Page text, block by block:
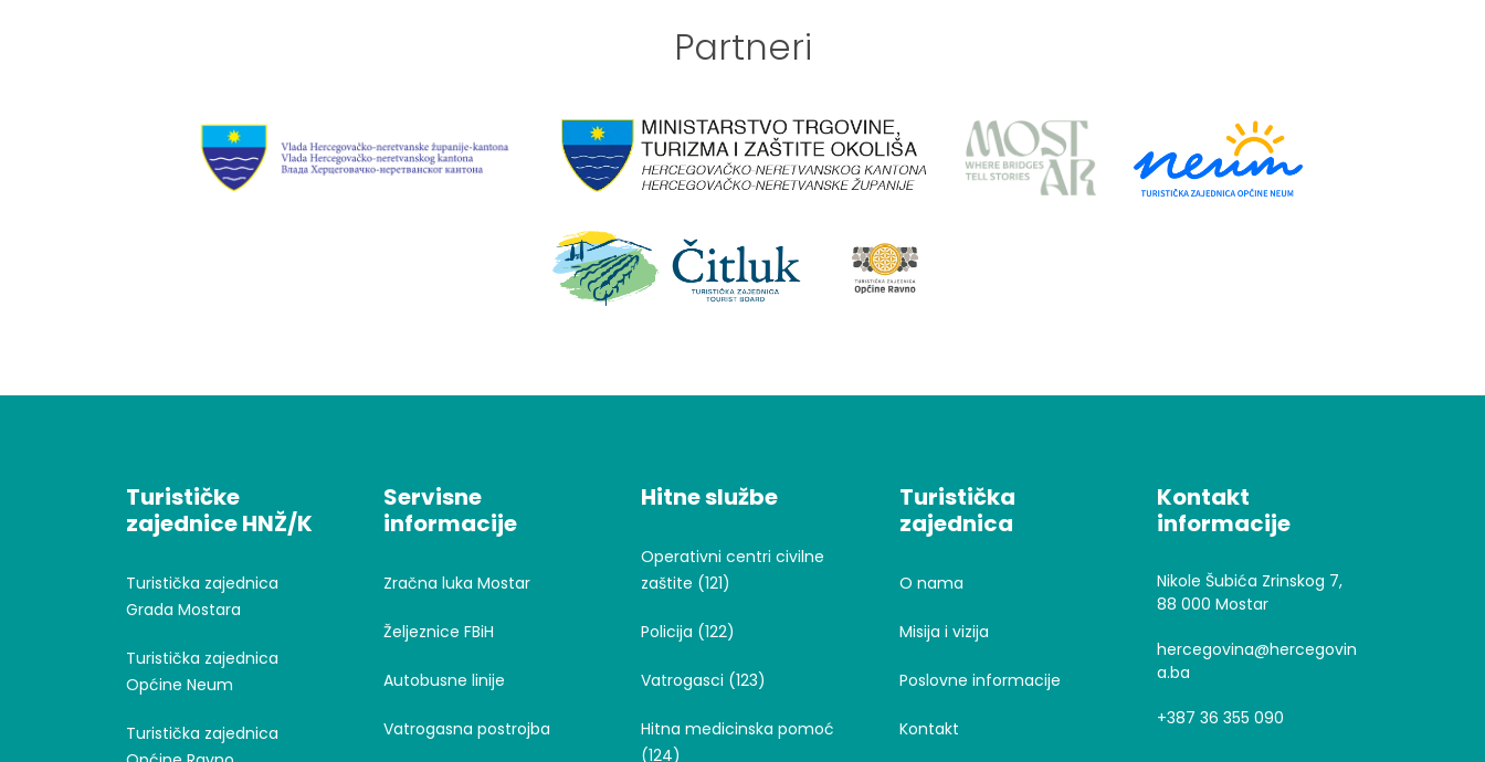
Partneri
Turističke
zajednice HNŽ/K
Turistička zajednica
Grada Mostara
Turistička zajednica
Općine Neum
Turistička zajednica
Servisne
informacije
Zračna luka Mostar
Željeznice FBiH
Autobusne linije
Vatrogasna postrojba
Hitne službe
Operativni centri civilne
zaštite (121)
Policija (122)
Vatrogasci (123)
Hitna medicinska pomoć
(124)
Turistička
zajednica
O nama
Misija i vizija
Poslovne informacije
Kontakt
Kontakt
informacije
Nikole Šubića Zrinskog 7,
88 000 Mostar
hercegovina@hercegovin
a.ba
+387 36 355 090